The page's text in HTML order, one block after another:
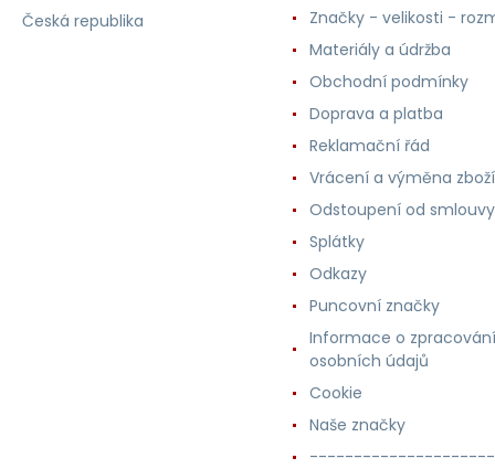
Česká republika
Značky - velikosti -
Materiály a údržba
Obchodní podmínky
Doprava a platba
Reklamační řád
Vrácení a výměna zboží
Odstoupení od smlouvy
Splátky
Odkazy
Puncovní značky
Informace o zpracování
osobních údajů
Cookie
Naše značky